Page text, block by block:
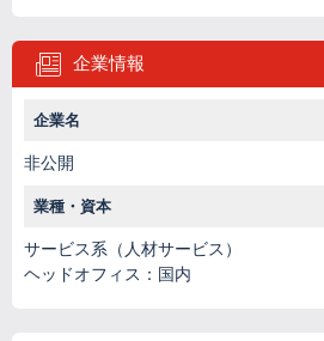
企業情報
企業名
非公開
業種・資本
サービス系（人材サービス）
ヘッドオフィス：国内